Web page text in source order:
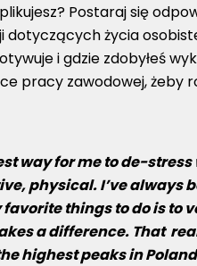
Postaraj się
życia
i gdzie zdobyłeś
pracy zawodowej, żeby
way for me to de-stress
physical. I’ve always
things to do is to
a difference. That
highest peaks in